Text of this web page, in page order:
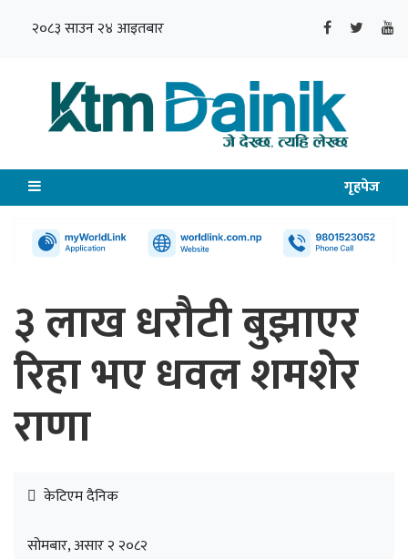
२०८३ साउन २४ आइतबार
गृहपेज
३ लाख धरौटी बुझाएर
रिहा भए धवल शमशेर
राणा
केटिएम दैनिक
सोमबार, असार २ २०८२